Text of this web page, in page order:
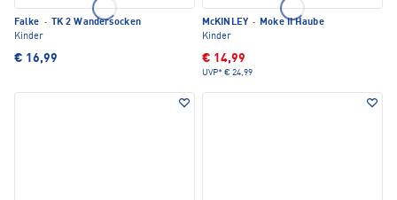
Falke ·
TK 2 Wandersocken
Kinder
€ 16,99
McKINLEY · Moke II Haube
Kinder
€ 14,99
UVP* € 24,99